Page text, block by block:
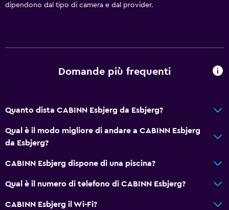
Parcheggio privato
TV a schermo piatto
Ristoranti
Bollitore elettrico
Bollitore
Macchina del caffè
Cose da fare
Noleggio bici
dipendono dal tipo di camera e dal provider.
Domande più frequenti
Quanto dista CABINN Esbjerg da Esbjerg?
Qual è il modo migliore di andare a CABINN Esbjerg
da Esbjerg?
CABINN Esbjerg dispone di una piscina?
Qual è il numero di telefono di CABINN Esbjerg?
CABINN Esbjerg il Wi-Fi?